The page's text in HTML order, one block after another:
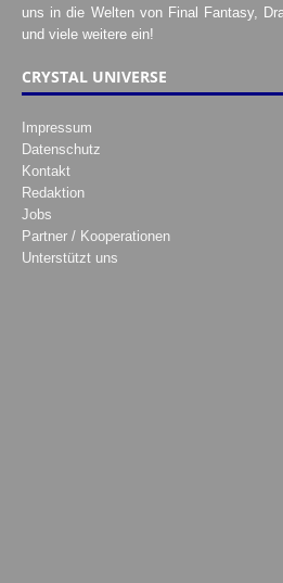
uns in die Welten von Final Fantasy,
und viele weitere ein!
CRYSTAL UNIVERSE
Impressum
Datenschutz
Kontakt
Redaktion
Jobs
Partner / Kooperationen
Unterstützt uns